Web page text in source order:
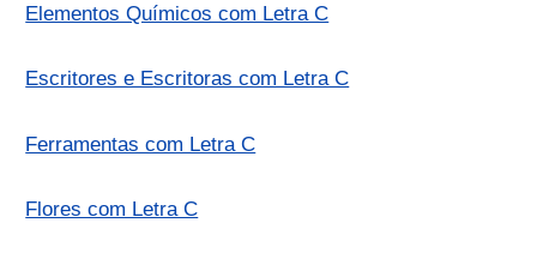
Elementos Químicos com Letra C
Escritores e Escritoras com Letra C
Ferramentas com Letra C
Flores com Letra C